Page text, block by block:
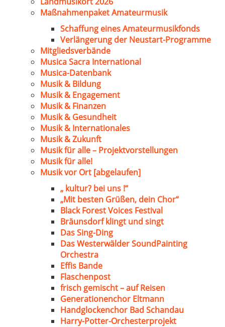
Maßnahmenpaket Amateurmusik
Schaffung eines Amateurmusikfonds
Verlängerung der Neustart-Programme
Mitgliedsverbände
Musica Sacra International
Musica-Datenbank
Musik & Bildung
Musik & Engagement
Musik & Finanzen
Musik & Gesundheit
Musik & Internationales
Musik & Zukunft
Musik für alle – Projektvorstellungen
Musik für alle!
Musik vor Ort [abgelaufen]
„ kultur? bei uns !“
„Mit besten Grüßen, dein Chor“
Black Forest Voices Festival
Bräunsdorf klingt und singt
Das Sing-Ding
Das Westerwälder SoundPainting
Orchestra
Effis Bande
Flaschenpost
frisch gemischt – auf Reisen
Generationenchor Eltmann
Handglockenchor Bad Schandau
Harry-Potter-Orchesterprojekt